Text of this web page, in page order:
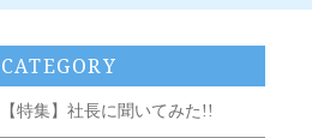
CATEGORY
【特集】社長に聞いてみた!!